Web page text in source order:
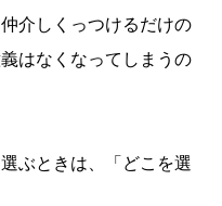
介しくっつけるだけの
はなくなってしまうの
ぶときは、「どこを選